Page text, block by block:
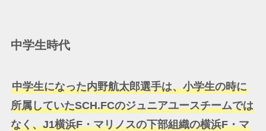
中学生時代
中学生になった内野航太郎選手は、小学生の時に
所属していたSCH.FCのジュニアユースチームでは
なく、J1横浜F・マリノスの下部組織の横浜F・マ